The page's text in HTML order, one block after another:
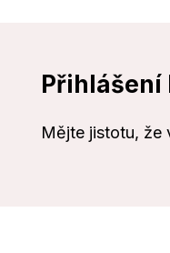
Přihlášení
Mějte jistotu, že